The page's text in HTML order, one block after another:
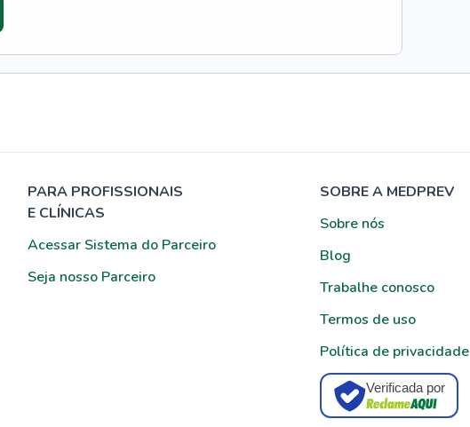
PARA PROFISSIONAIS
E CLÍNICAS
Acessar Sistema do Parceiro
Seja nosso Parceiro
SOBRE A MEDPREV
Sobre nós
Blog
Trabalhe conosco
Termos de uso
Política de privacidade
Verificada por